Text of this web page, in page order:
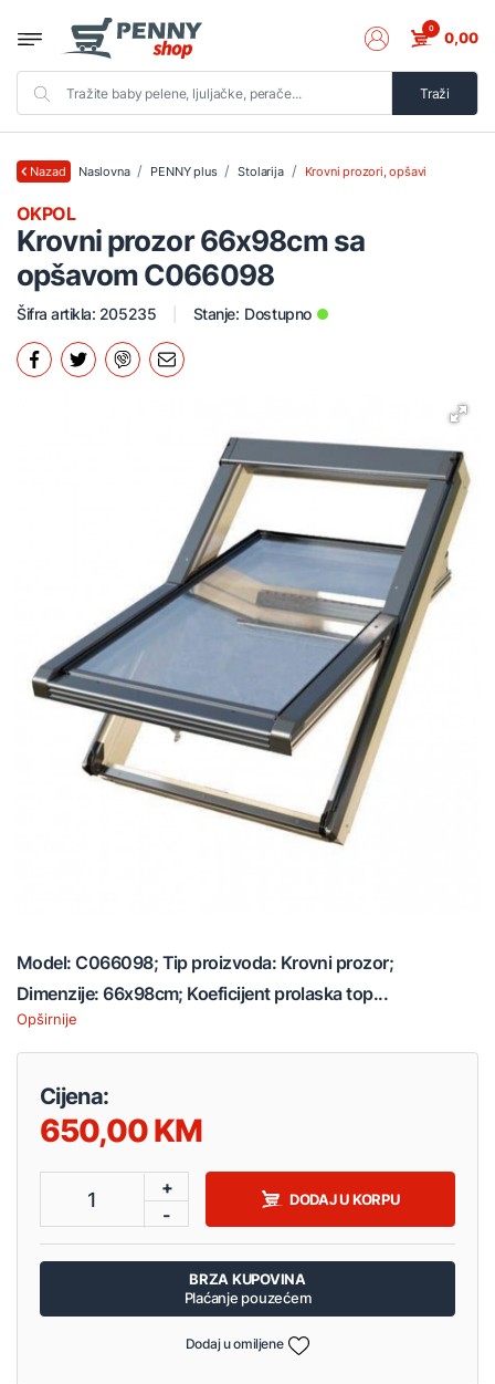
Traži
0 0,00
Nazad Naslovna PENNY plus Stolarija Krovni prozori, opšavi
Krovni prozor 66x98cm sa
opšavom C066098
OKPOL
Šifra artikla: 205235 Stanje: Dostupno
Model: C066098; Tip proizvoda: Krovni prozor;
Dimenzije: 66x98cm; Koeficijent prolaska top...
Opširnije
Cijena:
650,00
1
+
-
DODAJ U KORPU
BRZA KUPOVINA
Plaćanje pouzećem
Dodaj u omiljene